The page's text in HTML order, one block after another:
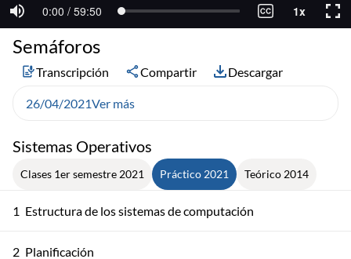
Sistemas Operativos
Clases 1er semestre 2021 Práctico 2021 Teórico 2014
1 Estructura de los sistemas de computación
2 Planificación
Semáforos
Transcripción Compartir Descargar
26/04/2021Ver más